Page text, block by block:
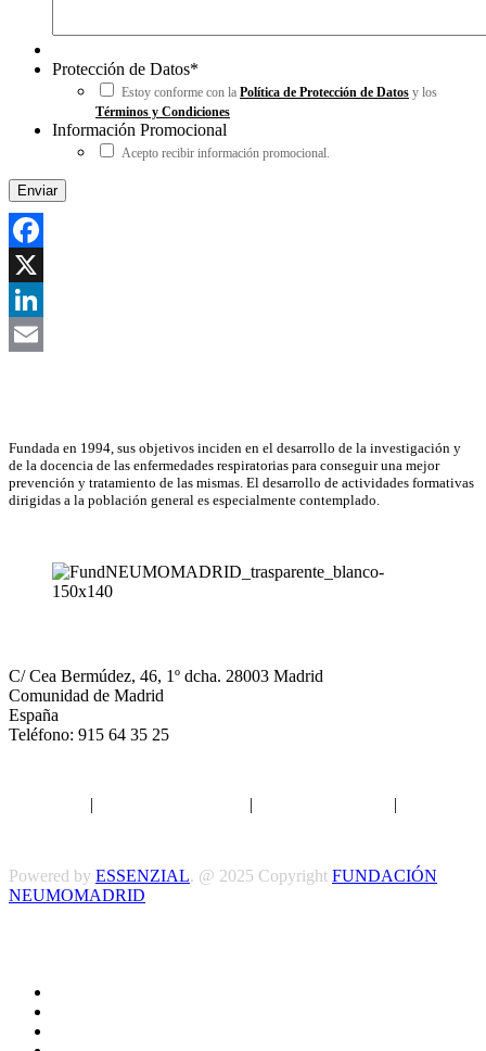
Protección de Datos*
Estoy conforme con la Política de Protección de Datos y los
Términos y Condiciones
Información Promocional
Acepto recibir información promocional.
Facebook
X
LinkedIn
Fundada en 1994, sus objetivos inciden en el desarrollo de la investigación y
de la docencia de las enfermedades respiratorias para conseguir una mejor
prevención y tratamiento de las mismas. El desarrollo de actividades formativas
dirigidas a la población general es especialmente contemplado.
C/ Cea Bermúdez, 46, 1º dcha. 28003 Madrid
Comunidad de Madrid
España
Teléfono: 915 64 35 25
| | |
Powered by ESSENZIAL. @ 2025 Copyright FUNDACIÓN
NEUMOMADRID